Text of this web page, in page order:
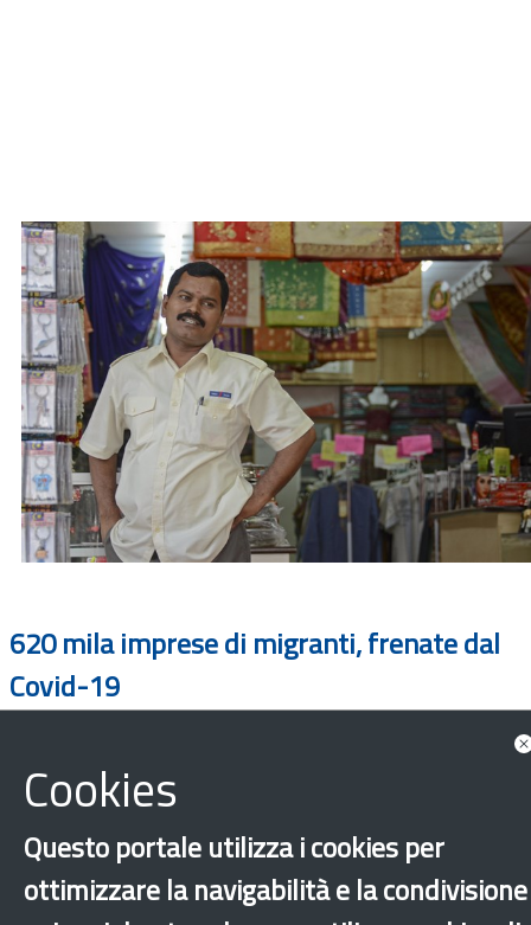
620 mila imprese di migranti, frenate dal
Covid-19
Cookies
Questo portale utilizza i cookies per
ottimizzare la navigabilità e la condivisione